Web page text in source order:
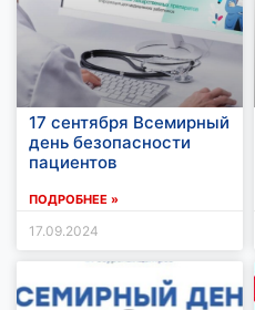
17 сентября Всемирный
день безопасности
пациентов
ПОДРОБНЕЕ »
17.09.2024